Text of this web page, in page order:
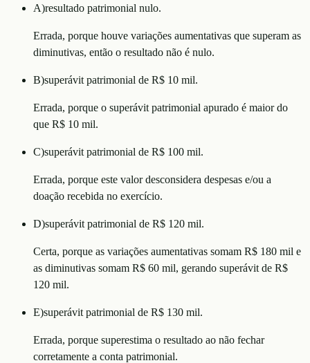
A)resultado patrimonial nulo.
Errada, porque houve variações aumentativas que superam as
diminutivas, então o resultado não é nulo.
B)superávit patrimonial de R$ 10 mil.
Errada, porque o superávit patrimonial apurado é maior do
que R$ 10 mil.
C)superávit patrimonial de R$ 100 mil.
Errada, porque este valor desconsidera despesas e/ou a
doação recebida no exercício.
D)superávit patrimonial de R$ 120 mil.
Certa, porque as variações aumentativas somam R$ 180 mil e
as diminutivas somam R$ 60 mil, gerando superávit de R$
120 mil.
E)superávit patrimonial de R$ 130 mil.
Errada, porque superestima o resultado ao não fechar
corretamente a conta patrimonial.